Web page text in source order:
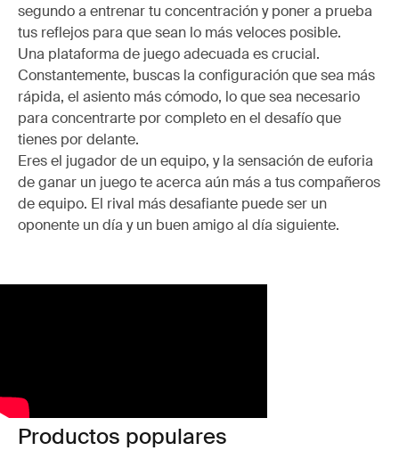
segundo a entrenar tu concentración y poner a prueba
tus reflejos para que sean lo más veloces posible.
Una plataforma de juego adecuada es crucial.
Constantemente, buscas la configuración que sea más
rápida, el asiento más cómodo, lo que sea necesario
para concentrarte por completo en el desafío que
tienes por delante.
Eres el jugador de un equipo, y la sensación de euforia
de ganar un juego te acerca aún más a tus compañeros
de equipo. El rival más desafiante puede ser un
oponente un día y un buen amigo al día siguiente.
Productos populares